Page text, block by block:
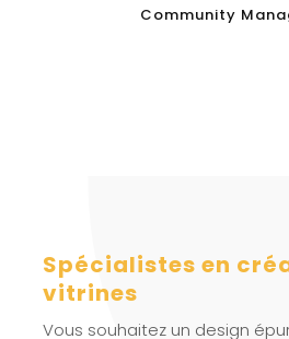
Community
Spécialistes en
vitrines
Vous souhaitez un design